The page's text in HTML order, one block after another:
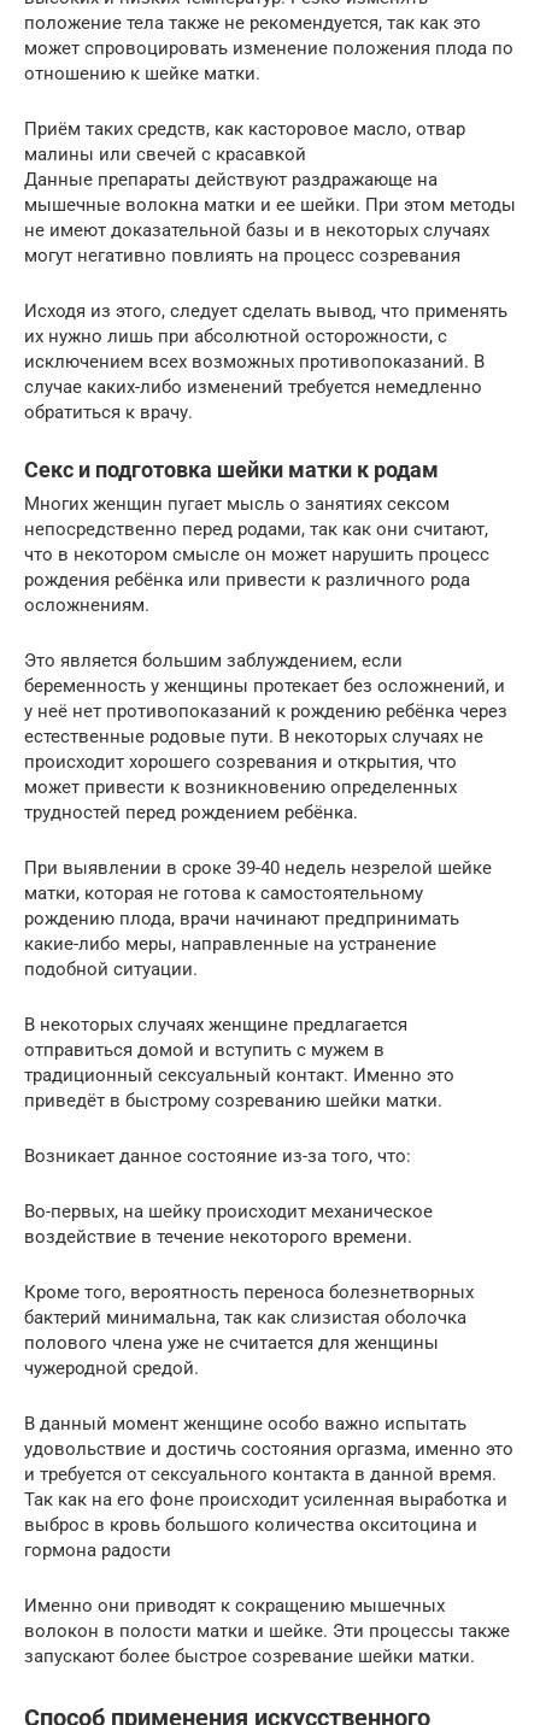
положение тела также не рекомендуется, так как это
может спровоцировать изменение положения плода по
отношению к шейке матки.
Приём таких средств, как касторовое масло, отвар
малины или свечей с красавкой
Данные препараты действуют раздражающе на
мышечные волокна матки и ее шейки. При этом методы
не имеют доказательной базы и в некоторых случаях
могут негативно повлиять на процесс созревания
Исходя из этого, следует сделать вывод, что применять
их нужно лишь при абсолютной осторожности, с
исключением всех возможных противопоказаний. В
случае каких-либо изменений требуется немедленно
обратиться к врачу.
Секс и подготовка шейки матки к родам
Многих женщин пугает мысль о занятиях сексом
непосредственно перед родами, так как они считают,
что в некотором смысле он может нарушить процесс
рождения ребёнка или привести к различного рода
осложнениям.
Это является большим заблуждением, если
беременность у женщины протекает без осложнений, и
у неё нет противопоказаний к рождению ребёнка через
естественные родовые пути. В некоторых случаях не
происходит хорошего созревания и открытия, что
может привести к возникновению определенных
трудностей перед рождением ребёнка.
При выявлении в сроке 39-40 недель незрелой шейке
матки, которая не готова к самостоятельному
рождению плода, врачи начинают предпринимать
какие-либо меры, направленные на устранение
подобной ситуации.
В некоторых случаях женщине предлагается
отправиться домой и вступить с мужем в
традиционный сексуальный контакт. Именно это
приведёт в быстрому созреванию шейки матки.
Возникает данное состояние из-за того, что:
Во-первых, на шейку происходит механическое
воздействие в течение некоторого времени.
Кроме того, вероятность переноса болезнетворных
бактерий минимальна, так как слизистая оболочка
полового члена уже не считается для женщины
чужеродной средой.
В данный момент женщине особо важно испытать
удовольствие и достичь состояния оргазма, именно это
и требуется от сексуального контакта в данной время.
Так как на его фоне происходит усиленная выработка и
выброс в кровь большого количества окситоцина и
гормона радости
Именно они приводят к сокращению мышечных
волокон в полости матки и шейке. Эти процессы также
запускают более быстрое созревание шейки матки.
Способ применения искусственного